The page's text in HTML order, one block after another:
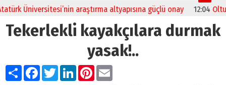
Üniversitesi’nin araştırma altyapısına güçlü onay 12:04
Tekerlekli kayakçılara durmak
yasak!..
PaylaşFacebook
TwitterLinkedIn
Pinterest
Email